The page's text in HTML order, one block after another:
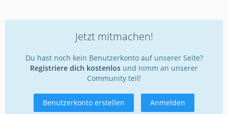
Jetzt mitmachen!
Du hast noch kein Benutzerkonto auf unserer Seite?
Registriere dich kostenlos und nimm an unserer
Community teil!
Benutzerkonto erstellen Anmelden